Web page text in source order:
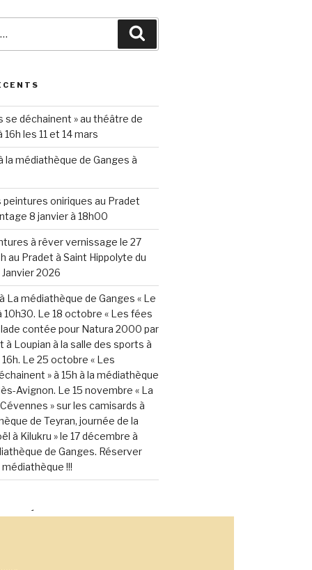
se déchainent » au théâtre de
les 11 et 14 mars
la médiathèque de Ganges à
oniriques au Pradet
8 janvier à 18h00
à rêver vernissage le 27
au Pradet à Saint Hippolyte du
Janvier 2026
La médiathèque de Ganges « Le
10h30. Le 18 octobre « Les fées
contée pour Natura 2000 par
à Loupian à la salle des sports à
Le 25 octobre « Les
» à 15h à la médiathèque
Avignon. Le 15 novembre « La
» sur les camisards à
de Teyran, journée de la
à Kilukru » le 17 décembre à
de Ganges. Réserver
!!!
RÉCENTS